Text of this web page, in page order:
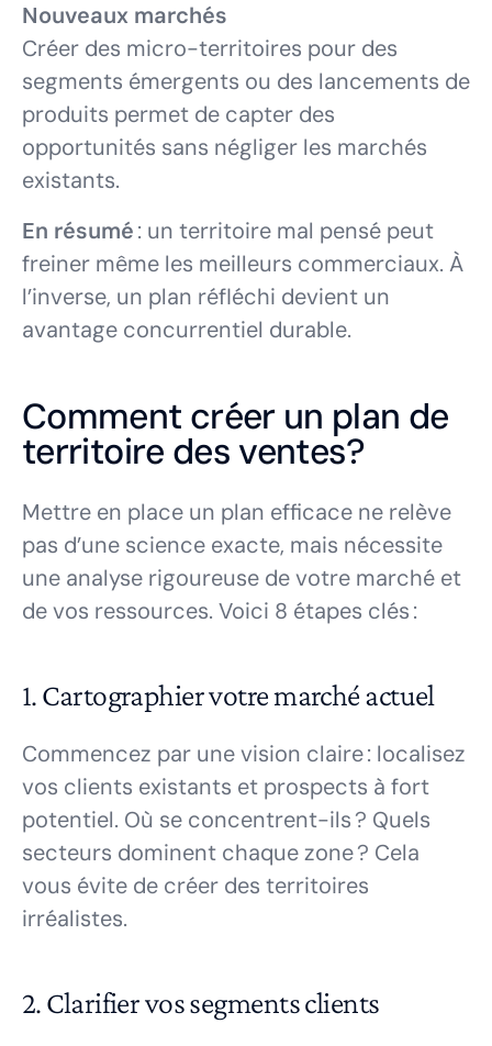
Nouveaux marchés
Créer des micro-territoires pour des
segments émergents ou des lancements de
produits permet de capter des
opportunités sans négliger les marchés
existants.
En résumé: un territoire mal pensé peut
freiner même les meilleurs commerciaux. À
l’inverse, un plan réfléchi devient un
avantage concurrentiel durable.
Comment créer un plan de
territoire des ventes?
Mettre en place un plan efficace ne relève
pas d’une science exacte, mais nécessite
une analyse rigoureuse de votre marché et
de vos ressources. Voici 8 étapes clés :
1. Cartographier votre marché actuel
Commencez par une vision claire : localisez
vos clients existants et prospects à fort
potentiel. Où se concentrent-ils ? Quels
secteurs dominent chaque zone ? Cela
vous évite de créer des territoires
irréalistes.
2. Clarifier vos segments clients